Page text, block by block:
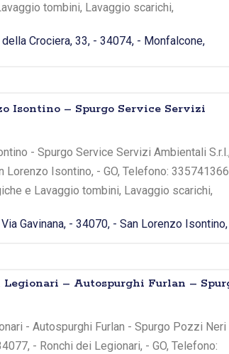
tombini, Lavaggio scarichi,
della Crociera, 33, - 34074, - Monfalcone,
Isontino – Spurgo Service Servizi
- Spurgo Service Servizi Ambientali S.r.l.,
Lorenzo Isontino, - GO, Telefono:
e Lavaggio tombini, Lavaggio scarichi,
Gavinana, - 34070, - San Lorenzo Isontino,
– Autospurghi Furlan –
- Autospurghi Furlan - Spurgo Pozzi Neri
- Ronchi dei Legionari, - GO, Telefono: